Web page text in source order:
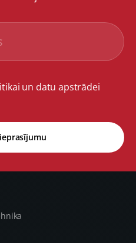
un datu apstrādei